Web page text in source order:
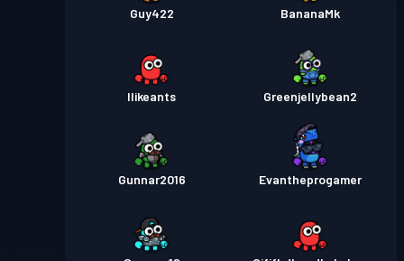
Guy422 BananaMk
Ilikeants Greenjellybean2
Gunnar2016 Evantheprogamer